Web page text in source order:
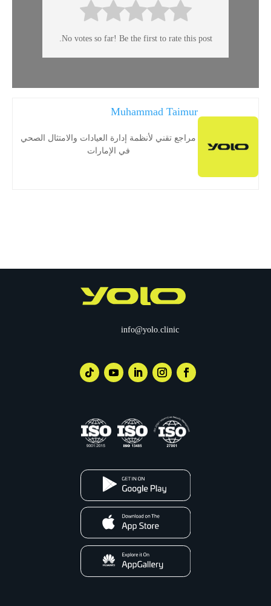
No votes so far! Be the first to rate this post.
Muhammad Taimur
مراجع تقني لأنظمة إدارة العيادات والامتثال الصحي
في الإمارات
info@yolo.clinic